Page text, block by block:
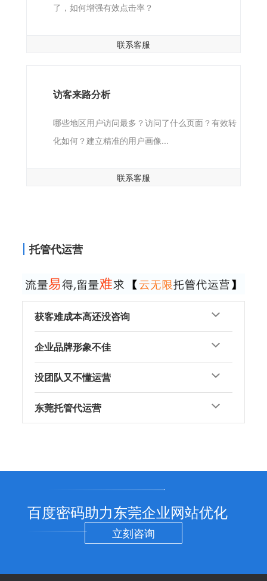
了，如何增强有效点击率？
联系客服
访客来路分析
哪些地区用户访问最多？访问了什么页面？有效转
化如何？建立精准的用户画像...
联系客服
托管代运营
获客难成本高还没咨询
企业品牌形象不佳
没团队又不懂运营
东莞托管代运营
百度密码助力东莞企业网站优化
立刻咨询